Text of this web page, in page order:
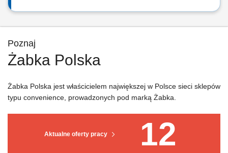
Poznaj
Żabka Polska
Aktualne oferty pracy 12
Żabka Polska jest właścicielem największej w Polsce sieci sklepów
typu convenience, prowadzonych pod marką Żabka.